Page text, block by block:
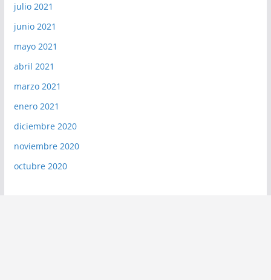
julio 2021
junio 2021
mayo 2021
abril 2021
marzo 2021
enero 2021
diciembre 2020
noviembre 2020
octubre 2020